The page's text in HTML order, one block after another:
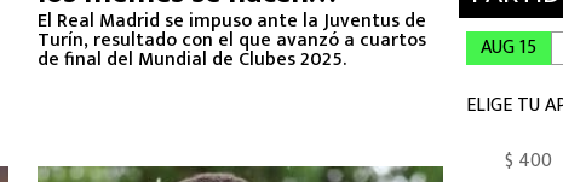
presentes
El Real Madrid se impuso ante la Juventus de
Turín, resultado con el que avanzó a cuartos
de final del Mundial de Clubes 2025.